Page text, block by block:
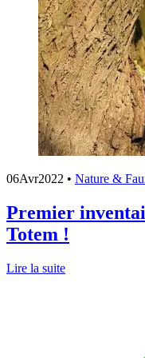
06Avr2022 • Nature &
Premier
Totem !
Lire la suite